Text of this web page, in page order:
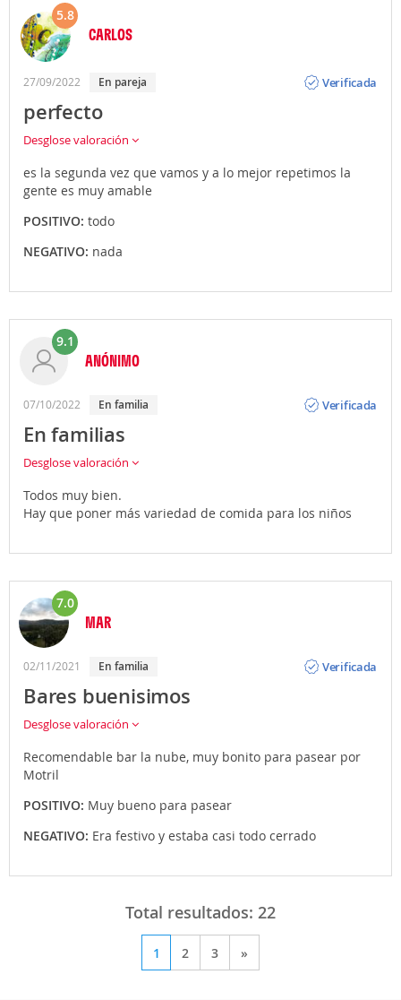
5.8
CARLOS
27/09/2022 En pareja
Verificada
perfecto
Desglose valoración
es la segunda vez que vamos y a lo mejor repetimos la
gente es muy amable
POSITIVO: todo
NEGATIVO: nada
9.1
ANÓNIMO
07/10/2022 En familia
Verificada
En familias
Desglose valoración
Todos muy bien.
Hay que poner más variedad de comida para los niños
7.0
MAR
02/11/2021 En familia
Verificada
Bares buenisimos
Desglose valoración
Recomendable bar la nube, muy bonito para pasear por
Motril
POSITIVO: Muy bueno para pasear
NEGATIVO: Era festivo y estaba casi todo cerrado
Total resultados: 22
1 2 3 »